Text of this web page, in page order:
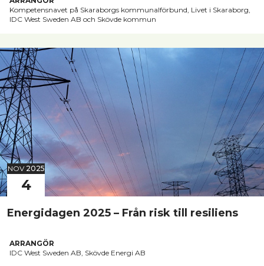
Kompetensnavet på Skaraborgs kommunalförbund, Livet i Skaraborg,
IDC West Sweden AB och Skövde kommun
NOV 2025
4
Energidagen 2025 – Från risk till resiliens
ARRANGÖR
IDC West Sweden AB, Skövde Energi AB